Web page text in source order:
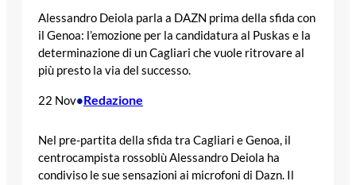
Alessandro Deiola parla a DAZN prima della sfida con
il Genoa: l’emozione per la candidatura al Puskas e la
determinazione di un Cagliari che vuole ritrovare al
più presto la via del successo.
22 Nov•Redazione
Nel pre-partita della sfida tra Cagliari e Genoa, il
centrocampista rossoblù Alessandro Deiola ha
condiviso le sue sensazioni ai microfoni di Dazn. Il